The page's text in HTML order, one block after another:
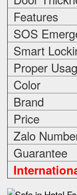
Features
SOS
Smart
Proper
Color
Brand
Price
Zalo
Guarantee